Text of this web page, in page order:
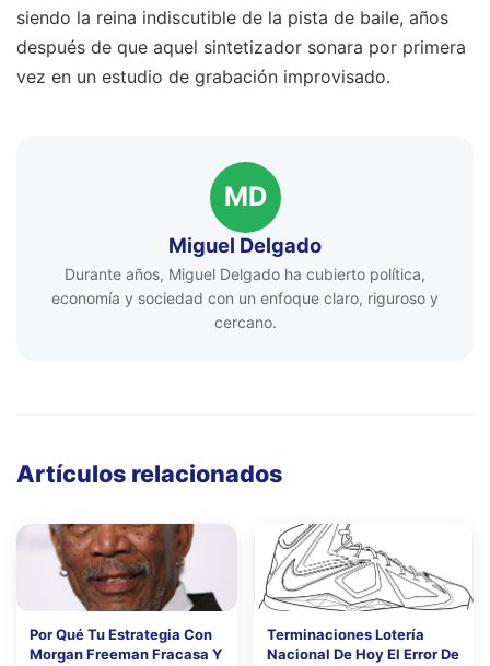
siendo la reina indiscutible de la pista de baile, años
después de que aquel sintetizador sonara por primera
vez en un estudio de grabación improvisado.
MD
Miguel Delgado
Durante años, Miguel Delgado ha cubierto política,
economía y sociedad con un enfoque claro, riguroso y
cercano.
Artículos relacionados
Por Qué Tu Estrategia Con
Morgan Freeman Fracasa Y
Terminaciones Lotería
Nacional De Hoy El Error De